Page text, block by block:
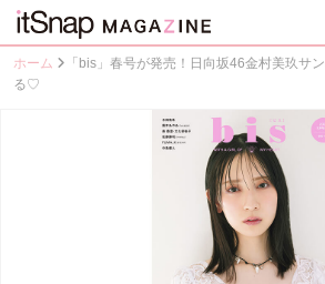
ホーム
「bis」春号が発売！日向坂46金村美玖サ
る♡